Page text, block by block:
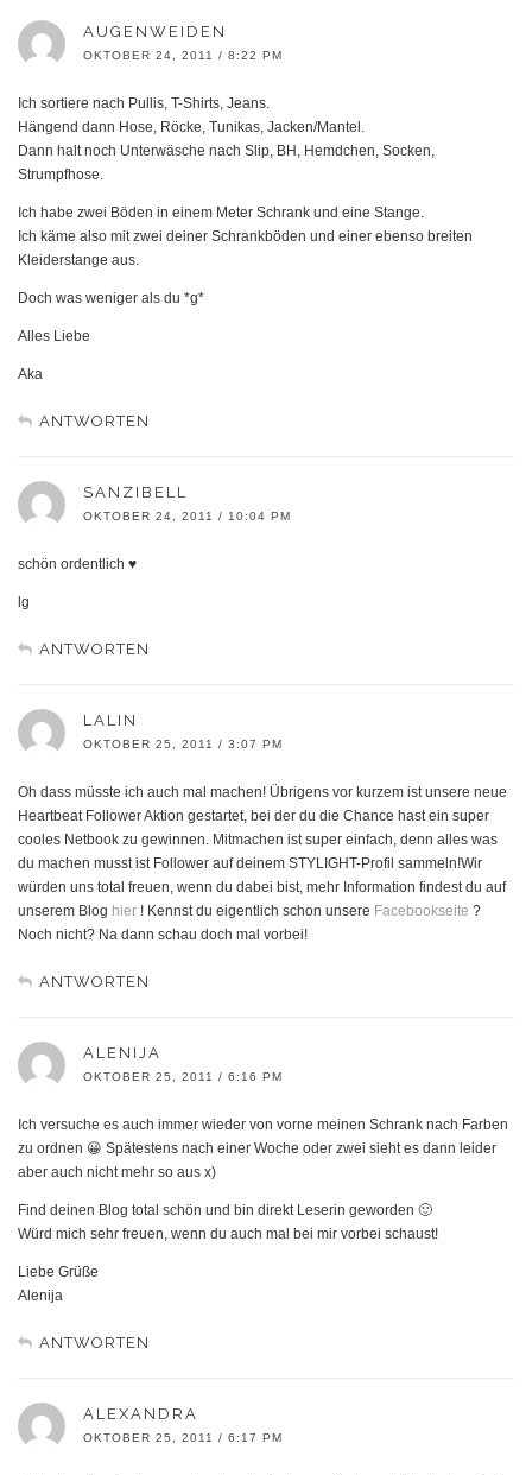
AUGENWEIDEN
OKTOBER 24, 2011 / 8:22 PM
Ich sortiere nach Pullis, T-Shirts, Jeans.
Hängend dann Hose, Röcke, Tunikas, Jacken/Mantel.
Dann halt noch Unterwäsche nach Slip, BH, Hemdchen, Socken,
Strumpfhose.
Ich habe zwei Böden in einem Meter Schrank und eine Stange.
Ich käme also mit zwei deiner Schrankböden und einer ebenso breiten
Kleiderstange aus.
Doch was weniger als du *g*
Alles Liebe
Aka
ANTWORTEN
SANZIBELL
OKTOBER 24, 2011 / 10:04 PM
schön ordentlich ♥
lg
ANTWORTEN
LALIN
OKTOBER 25, 2011 / 3:07 PM
Oh dass müsste ich auch mal machen! Übrigens vor kurzem ist unsere neue
Heartbeat Follower Aktion gestartet, bei der du die Chance hast ein super
cooles Netbook zu gewinnen. Mitmachen ist super einfach, denn alles was
du machen musst ist Follower auf deinem STYLIGHT-Profil sammeln!Wir
würden uns total freuen, wenn du dabei bist, mehr Information findest du auf
unserem Blog hier ! Kennst du eigentlich schon unsere Facebookseite ?
Noch nicht? Na dann schau doch mal vorbei!
ANTWORTEN
ALENIJA
OKTOBER 25, 2011 / 6:16 PM
Ich versuche es auch immer wieder von vorne meinen Schrank nach Farben
zu ordnen 😀 Spätestens nach einer Woche oder zwei sieht es dann leider
aber auch nicht mehr so aus x)
Find deinen Blog total schön und bin direkt Leserin geworden 🙂
Würd mich sehr freuen, wenn du auch mal bei mir vorbei schaust!
Liebe Grüße
Alenija
ANTWORTEN
ALEXANDRA
OKTOBER 25, 2011 / 6:17 PM